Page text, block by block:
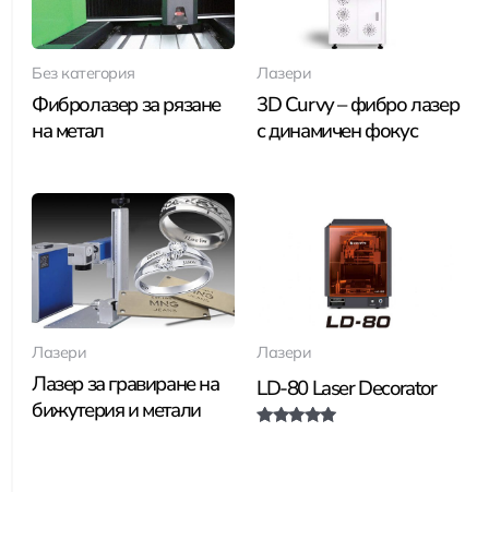
Без категория
Фибролазер за рязане
на метал
Лазери
3D Curvy – фибро лазер
с динамичен фокус
Лазери
Лазер за гравиране на
бижутерия и метали
Лазери
LD-80 Laser Decorator